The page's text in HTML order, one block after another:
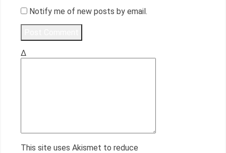
Notify me of new posts by email.
Δ
This site uses Akismet to reduce